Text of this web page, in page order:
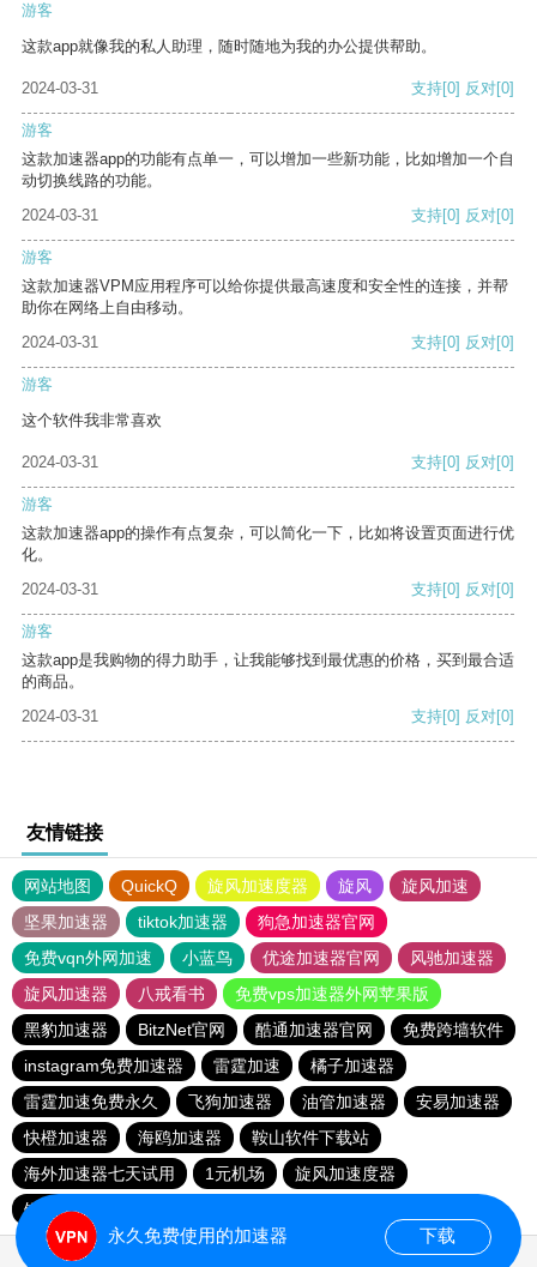
游客
这款app就像我的私人助理，随时随地为我的办公提供帮助。
2024-03-31 支持[0] 反对[0]
游客
这款加速器app的功能有点单一，可以增加一些新功能，比如增加一个自
动切换线路的功能。
2024-03-31
支持[0] 反对[0]
游客
这款加速器VPM应用程序可以给你提供最高速度和安全性的连接，并帮
助你在网络上自由移动。
2024-03-31
支持[0] 反对[0]
游客
这个软件我非常喜欢
2024-03-31 支持[0] 反对[0]
游客
这款加速器app的操作有点复杂，可以简化一下，比如将设置页面进行优
化。
2024-03-31
支持[0] 反对[0]
游客
这款app是我购物的得力助手，让我能够找到最优惠的价格，买到最合适
的商品。
2024-03-31
支持[0] 反对[0]
友情链接
网站地图 QuickQ 旋风加速度器 旋风
旋风加速
坚果加速器
tiktok加速器
狗急加速器官网
免费vqn外网加速
小蓝鸟 优途加速器官网
风驰加速器
旋风加速器
八戒看书
免费vps加速器外网苹果版
黑豹加速器
BitzNet官网 酷通加速器官网
免费跨墙软件
instagram免费加速器
雷霆加速
橘子加速器
雷霆加速免费永久
飞狗加速器 油管加速器
安易加速器
快橙加速器
海鸥加速器
鞍山软件下载站
海外加速器七天试用
1元机场
旋风加速度器
银河加速器
永久免费使用的加速器 下载